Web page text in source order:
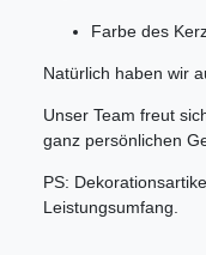
Farbe des
Natürlich haben wir
Unser Team freut
ganz persönlichen
PS:
Leistungsumfang.